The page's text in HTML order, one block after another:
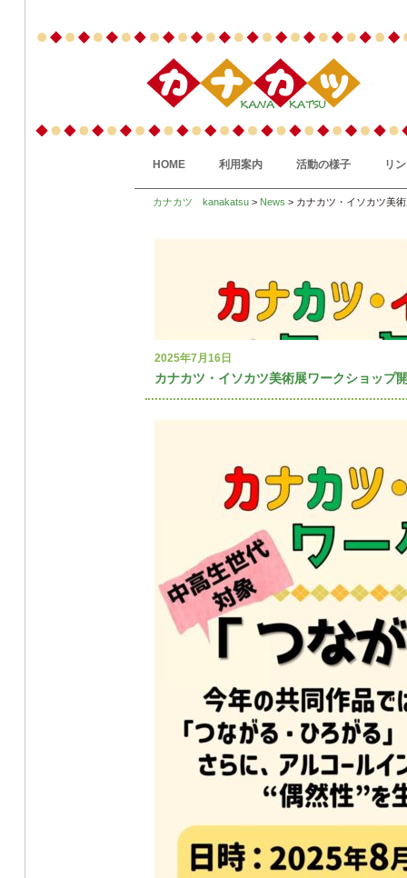
HOME 利用案内 活動の様子 リ
カナカツ kanakatsu > News > カナカツ・イソカツ美
2025年7月16日
カナカツ・イソカツ美術展ワークショップ